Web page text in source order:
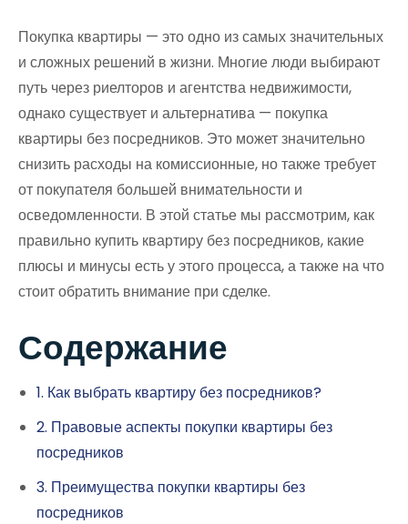
Покупка квартиры — это одно из самых значительных
и сложных решений в жизни. Многие люди выбирают
путь через риелторов и агентства недвижимости,
однако существует и альтернатива — покупка
квартиры без посредников. Это может значительно
снизить расходы на комиссионные, но также требует
от покупателя большей внимательности и
осведомленности. В этой статье мы рассмотрим, как
правильно купить квартиру без посредников, какие
плюсы и минусы есть у этого процесса, а также на что
стоит обратить внимание при сделке.
Содержание
1. Как выбрать квартиру без посредников?
2. Правовые аспекты покупки квартиры без
посредников
3. Преимущества покупки квартиры без
посредников